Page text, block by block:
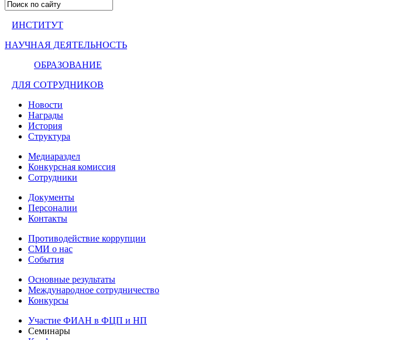
ИНСТИТУТ
НАУЧНАЯ ДЕЯТЕЛЬНОСТЬ
ОБРАЗОВАНИЕ
ДЛЯ СОТРУДНИКОВ
Новости
Награды
История
Структура
Медиараздел
Конкурсная комиссия
Сотрудники
Документы
Персоналии
Контакты
Противодействие коррупции
СМИ о нас
События
Основные результаты
Международное сотрудничество
Конкурсы
Участие ФИАН в ФЦП и НП
Семинары